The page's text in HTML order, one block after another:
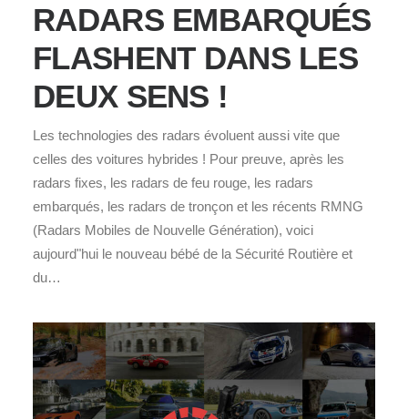
RADARS EMBARQUÉS
FLASHENT DANS LES
DEUX SENS !
Les technologies des radars évoluent aussi vite que
celles des voitures hybrides ! Pour preuve, après les
radars fixes, les radars de feu rouge, les radars
embarqués, les radars de tronçon et les récents RMNG
(Radars Mobiles de Nouvelle Génération), voici
aujourd"hui le nouveau bébé de la Sécurité Routière et
du…